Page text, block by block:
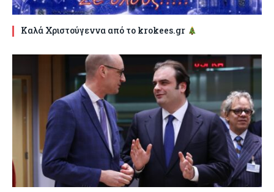
Καλά Χριστούγεννα από το krokees.gr